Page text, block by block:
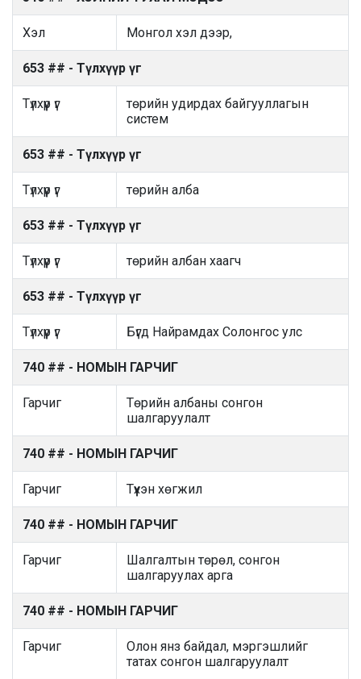
Хэл Монгол хэл дээр,
653 ## - Түлхүүр үг
Түлхүүр үг
төрийн удирдах байгууллагын
систем
653 ## - Түлхүүр үг
Түлхүүр үг төрийн алба
653 ## - Түлхүүр үг
Түлхүүр үг төрийн албан хаагч
653 ## - Түлхүүр үг
Түлхүүр үг Бүгд Найрамдах Солонгос улс
740 ## - НОМЫН ГАРЧИГ
Гарчиг
Төрийн албаны сонгон
шалгаруулалт
740 ## - НОМЫН ГАРЧИГ
Гарчиг Түүхэн хөгжил
740 ## - НОМЫН ГАРЧИГ
Гарчиг
Шалгалтын төрөл, сонгон
шалгаруулах арга
740 ## - НОМЫН ГАРЧИГ
Гарчиг
Олон янз байдал, мэргэшлийг
татах сонгон шалгаруулалт